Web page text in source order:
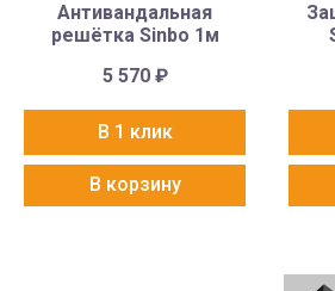
Антивандальная
решётка Sinbo 1м
5 570 ₽
В 1 клик
В корзину